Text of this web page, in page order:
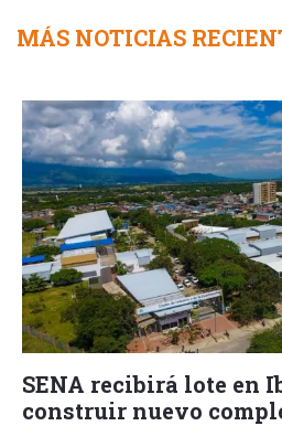
MÁS NOTICIAS
SENA recibirá lote en
construir nuevo